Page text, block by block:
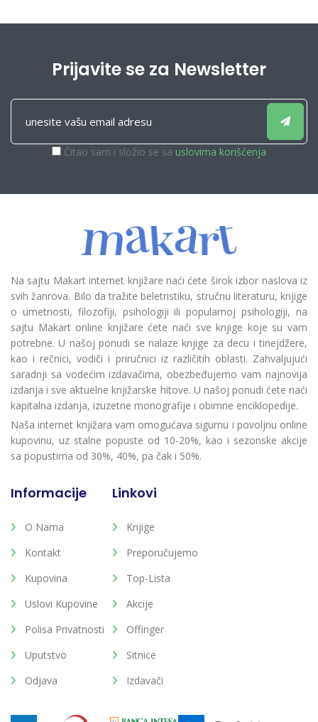
Prijavite se za Newsletter
Čitao sam i složio se sa uslovima korišćenja
Na sajtu Makart internet knjižare naći ćete širok izbor naslova iz
svih žanrova. Bilo da tražite beletristiku, stručnu literaturu, knjige
o umetnosti, filozofiji, psihologiji ili popularnoj psihologiji, na
sajtu Makart online knjižare ćete naći sve knjige koje su vam
potrebne. U našoj ponudi se nalaze knjige za decu i tinejdžere,
kao i rečnici, vodiči i priručnici iz različitih oblasti. Zahvaljujući
saradnji sa vodećim izdavačima, obezbeđujemo vam najnovija
izdanja i sve aktuelne knjižarske hitove. U našoj ponudi ćete naći
kapitalna izdanja, izuzetne monografije i obimne enciklopedije.
Naša internet knjižara vam omogućava sigurnu i povoljnu online
kupovinu, uz stalne popuste od 10-20%, kao i sezonske akcije
sa popustima od 30%, 40%, pa čak i 50%.
Informacije
O Nama
Kontakt
Kupovina
Uslovi Kupovine
Polisa Privatnosti
Uputstvo
Odjava
Linkovi
Knjige
Preporučujemo
Top-Lista
Akcije
Offinger
Sitnice
Izdavači